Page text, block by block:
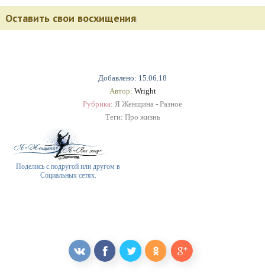
Добавлено: 15.06.18
Автор: Wright
Рубрика: Я Женщина - Разное
Теги: Про жизнь
Поделись с подругой или другом в
Социальных сетях.
Оставить свои восхищения